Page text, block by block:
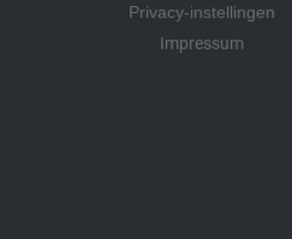
Privacy-instellingen
Impressum